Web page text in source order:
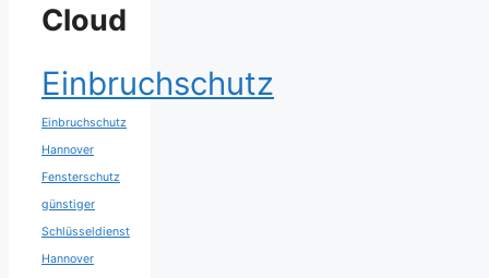
Cloud
Einbruchschutz
Einbruchschutz
Hannover
Fensterschutz
günstiger
Schlüsseldienst
Hannover